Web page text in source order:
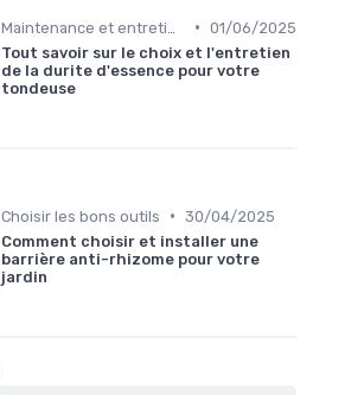
• 01/06/2025
Tout savoir sur le choix et l'entretien
de la durite d'essence pour votre
tondeuse
Choisir les bons outils • 30/04/2025
Comment choisir et installer une
barrière anti-rhizome pour votre
jardin